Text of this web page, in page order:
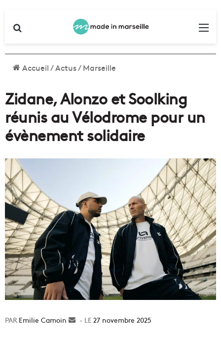
Accueil/Actus/Marseille
Zidane, Alonzo et Soolking
réunis au Vélodrome pour un
évènement solidaire
Emilie Camoin
Envoyer27 novembre 2025